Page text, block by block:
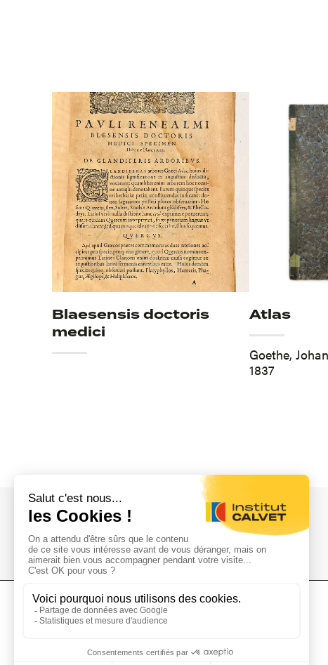
Blaesensis doctoris
medici
Atlas
Goethe,
1837
L'Institut Calvet
Collections